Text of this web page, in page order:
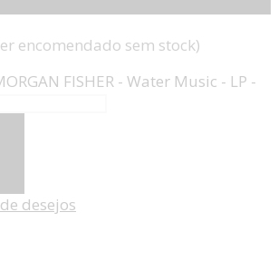
encomendado sem stock)
FISHER - Water Music - LP -
desejos